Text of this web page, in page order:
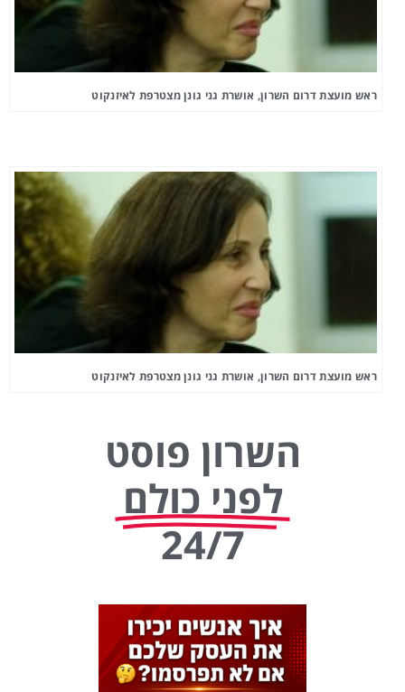
ראש מועצת דרום השרון, אושרת גני גונן מצטרפת לאיזנקוט
ראש מועצת דרום השרון, אושרת גני גונן מצטרפת לאיזנקוט
השרון פוסט
לפני כולם
24/7